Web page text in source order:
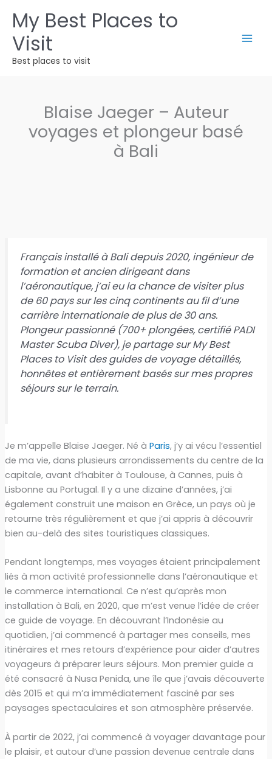
contenu
My Best Places to
Visit
Best places to visit
Blaise Jaeger – Auteur
voyages et plongeur basé
à Bali
Français installé à Bali depuis 2020, ingénieur de
formation et ancien dirigeant dans
l’aéronautique, j’ai eu la chance de visiter plus
de 60 pays sur les cinq continents au fil d’une
carrière internationale de plus de 30 ans.
Plongeur passionné (700+ plongées, certifié PADI
Master Scuba Diver), je partage sur My Best
Places to Visit des guides de voyage détaillés,
honnêtes et entièrement basés sur mes propres
séjours sur le terrain.
Je m’appelle Blaise Jaeger. Né à Paris, j’y ai vécu l’essentiel
de ma vie, dans plusieurs arrondissements du centre de la
capitale, avant d’habiter à Toulouse, à Cannes, puis à
Lisbonne au Portugal. Il y a une dizaine d’années, j’ai
également construit une maison en Grèce, un pays où je
retourne très régulièrement et que j’ai appris à découvrir
bien au-delà des sites touristiques classiques.
Pendant longtemps, mes voyages étaient principalement
liés à mon activité professionnelle dans l’aéronautique et
le commerce international. Ce n’est qu’après mon
installation à Bali, en 2020, que m’est venue l’idée de créer
ce guide de voyage. En découvrant l’Indonésie au
quotidien, j’ai commencé à partager mes conseils, mes
itinéraires et mes retours d’expérience pour aider d’autres
voyageurs à préparer leurs séjours. Mon premier guide a
été consacré à Nusa Penida, une île que j’avais découverte
dès 2015 et qui m’a immédiatement fasciné par ses
paysages spectaculaires et son atmosphère préservée.
À partir de 2022, j’ai commencé à voyager davantage pour
le plaisir, et autour d’une passion devenue centrale dans